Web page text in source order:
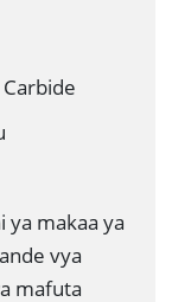
ya makaa ya
vya
mafuta